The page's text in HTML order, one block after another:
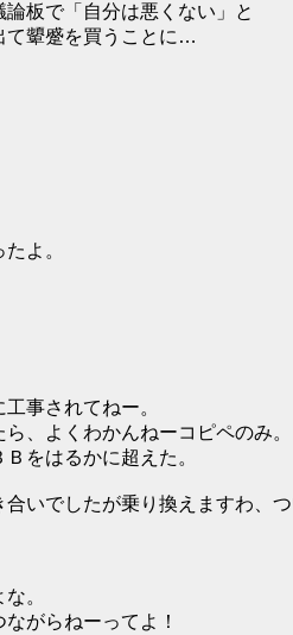
板で「自分は悪くない」と
て顰蹙を買うことに…
よ。
事されてねー。
、よくわかんねーコピペのみ。
をはるかに超えた。
いでしたが乗り換えますわ、つ
。
がらねーってよ！